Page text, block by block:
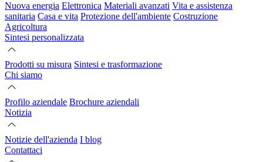
Nuova energia Elettronica Materiali avanzati Vita e assistenza
sanitaria Casa e vita Protezione dell'ambiente Costruzione
Agricoltura
Sintesi personalizzata
Prodotti su misura Sintesi e trasformazione
Chi siamo
Profilo aziendale Brochure aziendali
Notizia
Notizie dell'azienda I blog
Contattaci